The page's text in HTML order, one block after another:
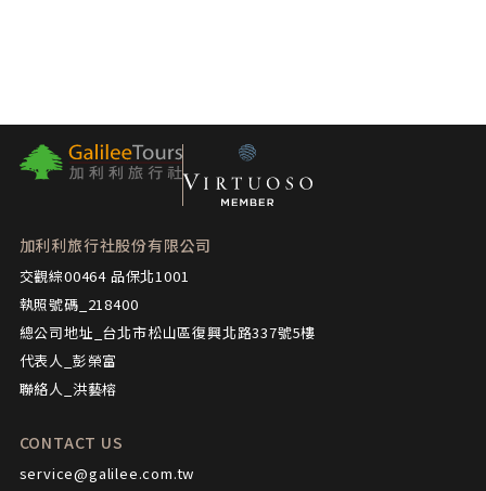
加利利旅行社股份有限公司
交觀綜00464 品保北1001
執照號碼_218400
總公司地址_台北市松山區復興北路337號5樓
代表人_彭榮富
聯絡人_洪藝榕
CONTACT US
service@galilee.com.tw